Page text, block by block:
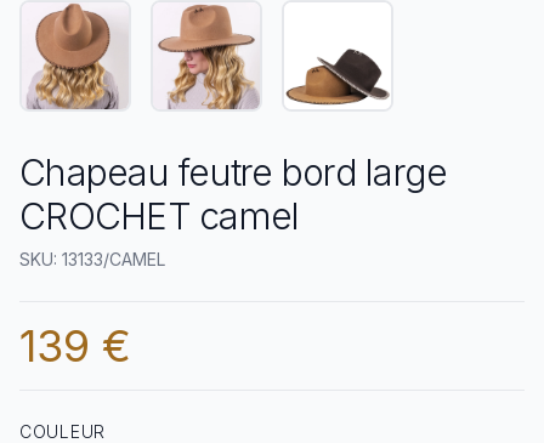
Chapeau feutre bord large
CROCHET camel
SKU: 13133/CAMEL
139 €
COULEUR